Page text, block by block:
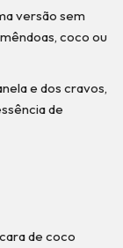
versão sem
coco ou
e dos cravos,
de
de coco